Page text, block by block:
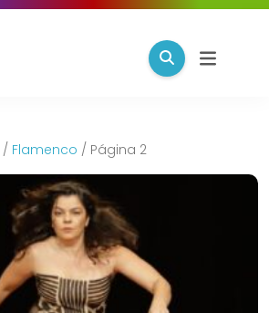
/ Flamenco / Página 2